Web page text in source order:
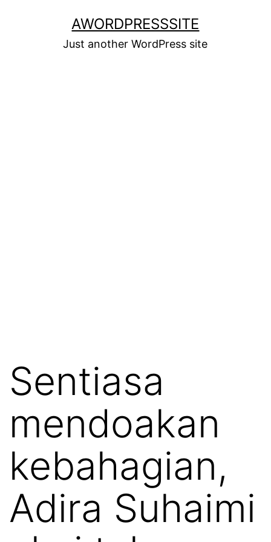
AWORDPRESSSITE
Just another WordPress site
Sentiasa
mendoakan
kebahagian,
Adira Suhaimi